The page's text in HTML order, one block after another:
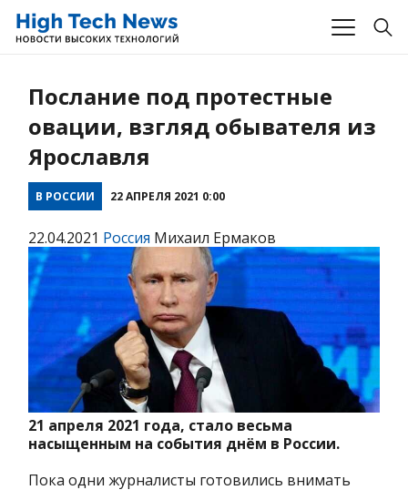
Послание под протестные
овации, взгляд обывателя из
Ярославля
В РОССИИ 22 АПРЕЛЯ 2021 0:00
22.04.2021 Россия Михаил Ермаков
21 апреля 2021 года, стало весьма
насыщенным на события днём в России.
Пока одни журналисты готовились внимать